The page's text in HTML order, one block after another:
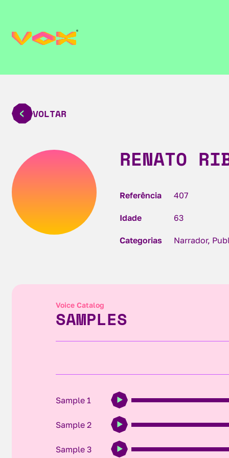
VOLTAR
RENATO
Referência 407
Idade 63
Categorias Narrador,
Voice Catalog
SAMPLES
Sample 1
Sample 2
Sample 3